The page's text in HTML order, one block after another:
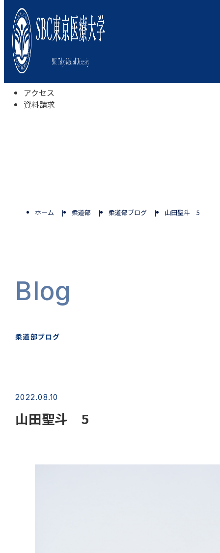
本学について
学びの特色
学部・学科
キャンパスライフ
入試情報
受験相談会
アクセス
資料請求
Blog
柔道部ブログ
ホーム 柔道部 柔道部ブログ 山田聖斗 5
2022.08.10
山田聖斗 5